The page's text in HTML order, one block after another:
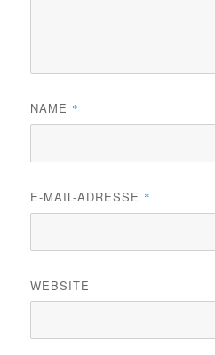
NAME *
E-MAIL-ADRESSE *
WEBSITE